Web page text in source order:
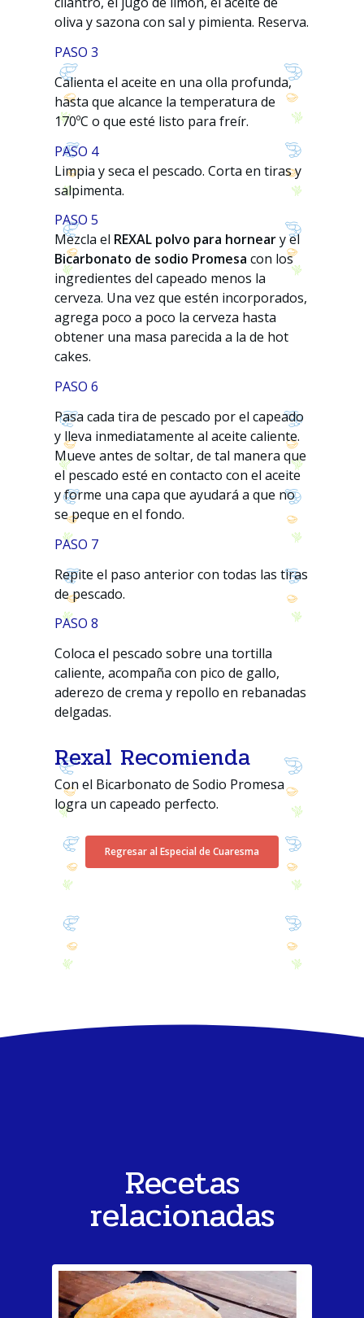
oliva y sazona con sal y pimienta. Reserva.
PASO 3
Calienta el aceite en una olla profunda,
hasta que alcance la temperatura de
170ºC o que esté listo para freír.
PASO 4
Limpia y seca el pescado. Corta en tiras y
salpimenta.
PASO 5
Mezcla el REXAL polvo para horneary el
Bicarbonato de sodio Promesa con los
ingredientes del capeado menos la
cerveza. Una vez que estén incorporados,
agrega poco a poco la cerveza hasta
obtener una masa parecida a la de hot
cakes.
PASO 6
Pasa cada tira de pescado por el capeado
y lleva inmediatamente al aceite caliente.
Mueve antes de soltar, de tal manera que
el pescado esté en contacto con el aceite
y forme una capa que ayudará a que no
se peque en el fondo.
PASO 7
Repite el paso anterior con todas las tiras
de pescado.
PASO 8
Coloca el pescado sobre una tortilla
caliente, acompaña con pico de gallo,
aderezo de crema y repollo en rebanadas
delgadas.
Rexal Recomienda
Con el Bicarbonato de Sodio Promesa
logra un capeado perfecto.
Regresar al Especial de Cuaresma
Recetas
relacionadas